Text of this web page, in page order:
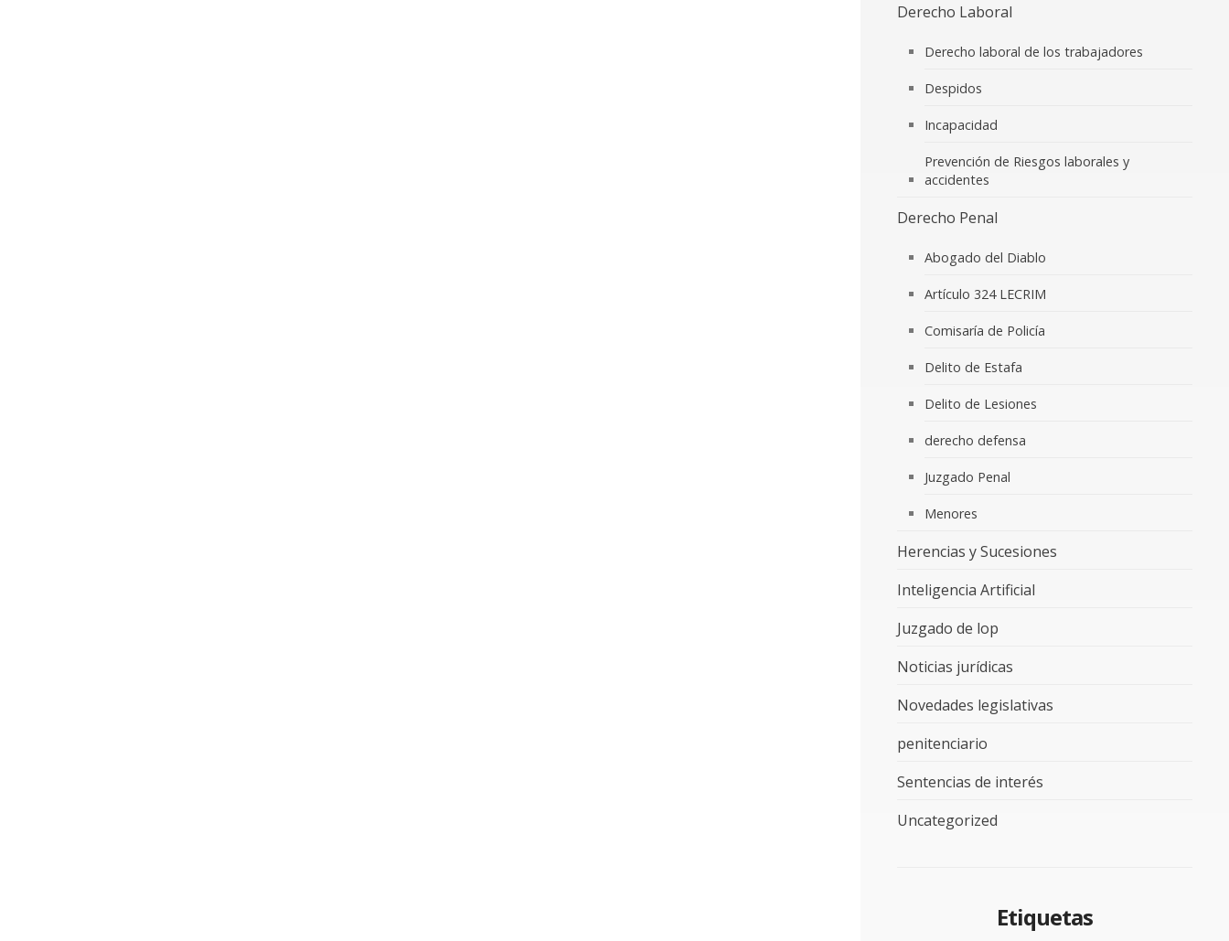
Derecho Laboral
Derecho laboral de los trabajadores
Despidos
Incapacidad
Prevención de Riesgos laborales y
accidentes
Derecho Penal
Abogado del Diablo
Artículo 324 LECRIM
Comisaría de Policía
Delito de Estafa
Delito de Lesiones
derecho defensa
Juzgado Penal
Menores
Herencias y Sucesiones
Inteligencia Artificial
Juzgado de lop
Noticias jurídicas
Novedades legislativas
penitenciario
Sentencias de interés
Uncategorized
Etiquetas